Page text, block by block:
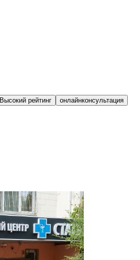
Высокий рейтинг онлайнконсультация